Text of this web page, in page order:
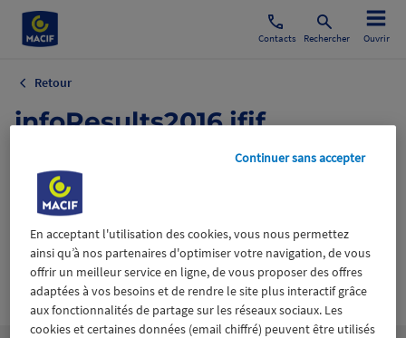
Contacts Rechercher Ouvrir
Retour
infoResults2016.jfif
Certifié avec Wiztrust
trusted
sources
En acceptant l'utilisation des cookies, vous nous permettez
ainsi qu’à nos partenaires d'optimiser votre navigation, de vous
offrir un meilleur service en ligne, de vous proposer des offres
adaptées à vos besoins et de rendre le site plus interactif grâce
aux fonctionnalités de partage sur les réseaux sociaux. Les
cookies et certaines données (email chiffré) peuvent être utilisés
Continuer sans accepter